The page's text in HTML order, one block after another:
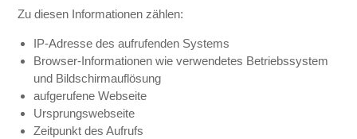
Zu diesen Informationen zählen:
IP-Adresse des aufrufenden Systems
Browser-Informationen wie verwendetes Betriebssystem
und Bildschirmauflösung
aufgerufene Webseite
Ursprungswebseite
Zeitpunkt des Aufrufs